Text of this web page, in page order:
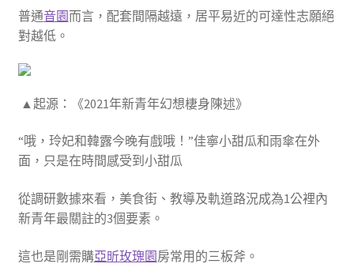
普通音園而言，配套間隔越遠，居平易近的可達性志願絕
對越低。
▲起源：《2021年新青年幻想棲身陳述》
“哦，玲妃和韓露今晚有戲哦！”佳寧小甜瓜和雨傘在外
面，只是在時間感受到小甜瓜
從調研數據來看，美食街、教導及軌道路況成為1公裡內
新青年最關註的3個要素。
這也是剛需購亞昕玫瑰園房常用的三板斧。